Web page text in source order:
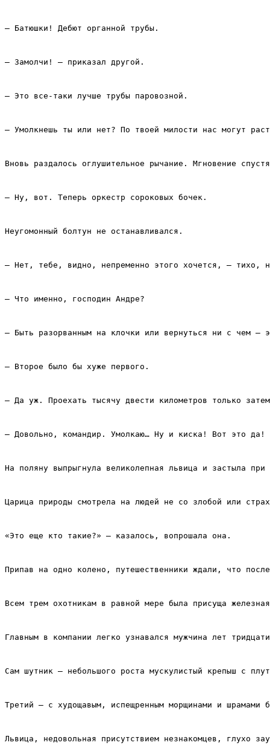
– Батюшки! Дебют органной трубы.
– Замолчи! – приказал другой.
– Это все‑таки лучше трубы паровозной.
– Умолкнешь ты или нет? По твоей милости нас могут
Вновь раздалось оглушительное рычание. Мгновение
– Ну, вот. Теперь оркестр сороковых бочек.
Неугомонный болтун не останавливался.
– Нет, тебе, видно, непременно этого хочется, – тихо,
– Что именно, господин Андре?
– Быть разорванным на клочки или вернуться ни с чем –
– Второе было бы хуже первого.
– Да уж. Проехать тысячу двести километров только
– Довольно, командир. Умолкаю… Ну и киска! Вот это да!
На поляну выпрыгнула великолепная львица и застыла
Царица природы смотрела на людей не со злобой или
«Это еще кто такие?» – казалось, вопрошала она.
Припав на одно колено, путешественники ждали, что
Всем трем охотникам в равной мере была присуща
Главным в компании легко узнавался мужчина лет
Сам шутник – небольшого роста мускулистый крепыш с
Третий – с худощавым, испещренным морщинами и шрамами
Львица, недовольная присутствием незнакомцев, глухо